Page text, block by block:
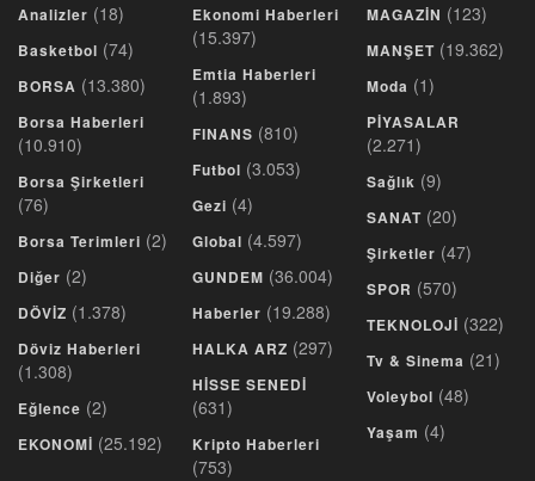
Analizler (18)
Basketbol (74)
BORSA (13.380)
Borsa Haberleri
(10.910)
Borsa Şirketleri
(76)
Borsa Terimleri (2)
Diğer (2)
DÖVİZ (1.378)
Döviz Haberleri
(1.308)
Eğlence (2)
EKONOMİ (25.192)
Ekonomi Haberleri
(15.397)
Emtia Haberleri
(1.893)
FINANS (810)
Futbol (3.053)
Gezi (4)
Global (4.597)
GUNDEM (36.004)
Haberler (19.288)
HALKA ARZ (297)
HİSSE SENEDİ
(631)
Kripto Haberleri
(753)
MAGAZİN (123)
MANŞET (19.362)
Moda (1)
PİYASALAR
(2.271)
Sağlık (9)
SANAT (20)
Şirketler (47)
SPOR (570)
TEKNOLOJİ (322)
Tv & Sinema (21)
Voleybol (48)
Yaşam (4)